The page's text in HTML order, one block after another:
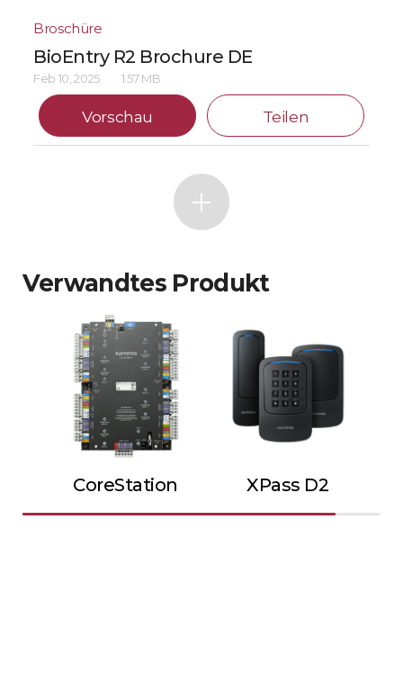
Broschüre
BioEntry R2 Brochure DE
Feb 10, 2025 1.57 MB
Vorschau Teilen
Verwandtes Produkt
CoreStation XPass D2